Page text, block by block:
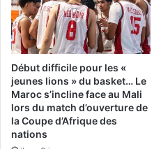
Début difficile pour les «
jeunes lions » du basket… Le
Maroc s’incline face au Mali
lors du match d’ouverture de
la Coupe d’Afrique des
nations